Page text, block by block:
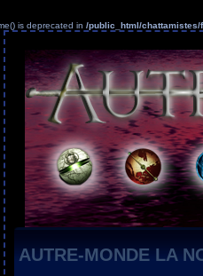
is deprecated in /public_html/chattamistes/
AUTRE-MONDE LA